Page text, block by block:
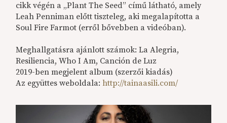
cikk végén a „Plant The Seed” című látható, amely
Leah Penniman előtt tiszteleg, aki megalapította a
Soul Fire Farmot (erről bővebben a videóban).
Meghallgatásra ajánlott számok: La Alegria,
Resiliencia, Who I Am, Canción de Luz
2019-ben megjelent album (szerzői kiadás)
Az együttes weboldala:http://tainaasili.com/